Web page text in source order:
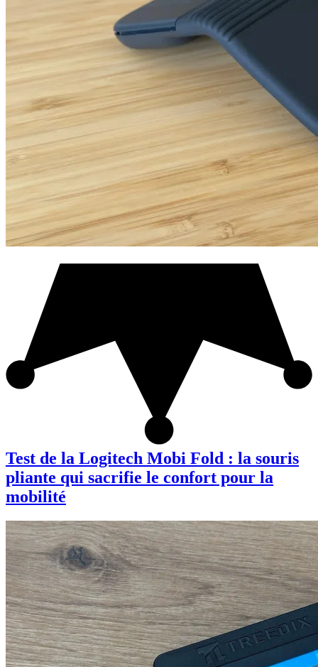
Test de la Logitech Mobi Fold : la souris
pliante qui sacrifie le confort pour la
mobilité